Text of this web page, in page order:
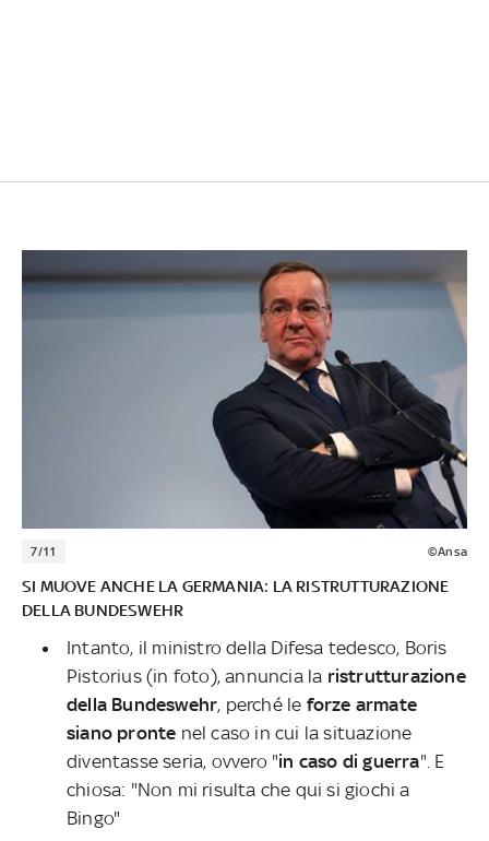
7/11 ©Ansa
SI MUOVE ANCHE LA GERMANIA: LA RISTRUTTURAZIONE
DELLA BUNDESWEHR
Intanto, il ministro della Difesa tedesco, Boris
Pistorius (in foto), annuncia la ristrutturazione
della Bundeswehr, perché le forze armate
siano pronte nel caso in cui la situazione
diventasse seria, ovvero "in caso di guerra". E
chiosa: "Non mi risulta che qui si giochi a
Bingo"